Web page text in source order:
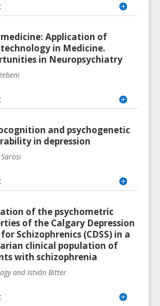
Application of
in Medicine.
in Neuropsychiatry
and psychogenetic
in depression
of the psychometric
of the Calgary Depression
Schizophrenics (CDSS) in a
clinical population of
with schizophrenia
and István Bitter